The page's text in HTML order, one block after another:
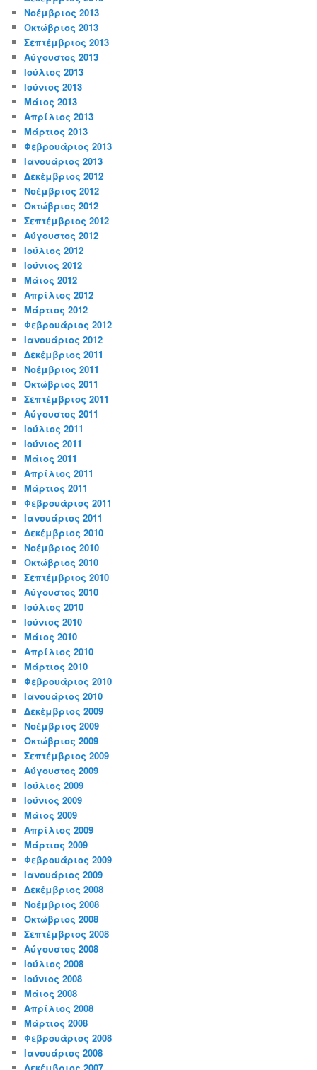
Νοέμβριος 2013
Οκτώβριος 2013
Σεπτέμβριος 2013
Αύγουστος 2013
Ιούλιος 2013
Ιούνιος 2013
Μάιος 2013
Απρίλιος 2013
Μάρτιος 2013
Φεβρουάριος 2013
Ιανουάριος 2013
Δεκέμβριος 2012
Νοέμβριος 2012
Οκτώβριος 2012
Σεπτέμβριος 2012
Αύγουστος 2012
Ιούλιος 2012
Ιούνιος 2012
Μάιος 2012
Απρίλιος 2012
Μάρτιος 2012
Φεβρουάριος 2012
Ιανουάριος 2012
Δεκέμβριος 2011
Νοέμβριος 2011
Οκτώβριος 2011
Σεπτέμβριος 2011
Αύγουστος 2011
Ιούλιος 2011
Ιούνιος 2011
Μάιος 2011
Απρίλιος 2011
Μάρτιος 2011
Φεβρουάριος 2011
Ιανουάριος 2011
Δεκέμβριος 2010
Νοέμβριος 2010
Οκτώβριος 2010
Σεπτέμβριος 2010
Αύγουστος 2010
Ιούλιος 2010
Ιούνιος 2010
Μάιος 2010
Απρίλιος 2010
Μάρτιος 2010
Φεβρουάριος 2010
Ιανουάριος 2010
Δεκέμβριος 2009
Νοέμβριος 2009
Οκτώβριος 2009
Σεπτέμβριος 2009
Αύγουστος 2009
Ιούλιος 2009
Ιούνιος 2009
Μάιος 2009
Απρίλιος 2009
Μάρτιος 2009
Φεβρουάριος 2009
Ιανουάριος 2009
Δεκέμβριος 2008
Νοέμβριος 2008
Οκτώβριος 2008
Σεπτέμβριος 2008
Αύγουστος 2008
Ιούλιος 2008
Ιούνιος 2008
Μάιος 2008
Απρίλιος 2008
Μάρτιος 2008
Φεβρουάριος 2008
Ιανουάριος 2008